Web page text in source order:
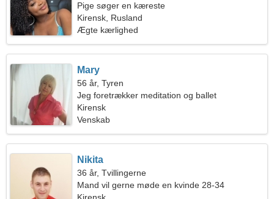
Pige søger en kæreste
Kirensk, Rusland
Ægte kærlighed
Mary
56 år, Tyren
Jeg foretrækker meditation og ballet
Kirensk
Venskab
Nikita
36 år, Tvillingerne
Mand vil gerne møde en kvinde 28-34